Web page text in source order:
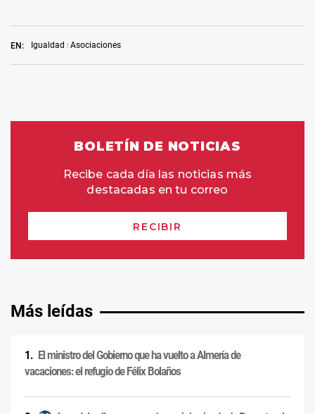
EN: Igualdad Asociaciones
Más leídas
El ministro del Gobierno que ha vuelto a Almería de
vacaciones: el refugio de Félix Bolaños